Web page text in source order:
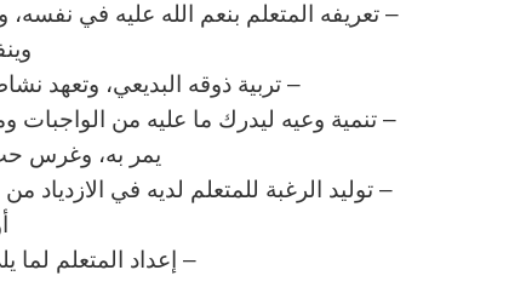
– تعريفه المتعلم بنعم الله عليه في نفسه،
– تربية ذوقه البديعي، وتعهد
– تنمية وعيه ليدرك ما عليه من
يمر به، وغرس
– توليد الرغبة للمتعلم لديه في الازدياد
– إعداد المتعلم